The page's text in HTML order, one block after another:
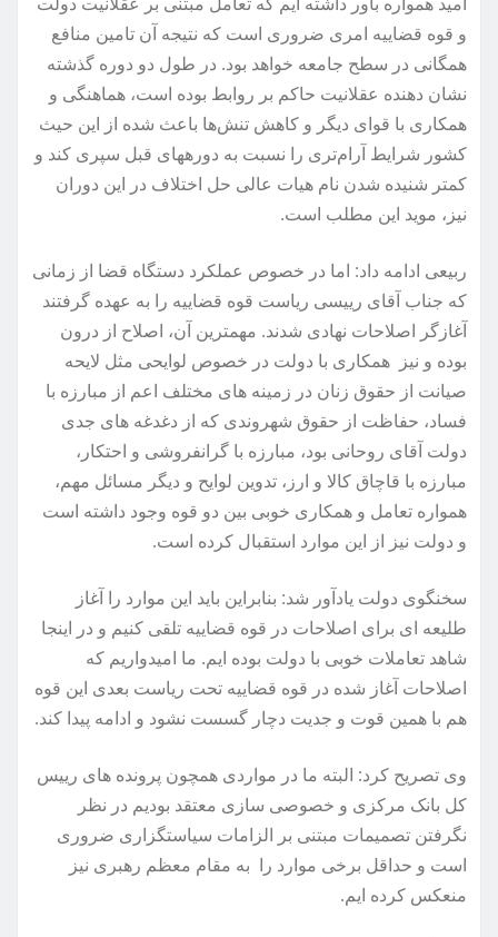
و قوه قضاییه امری ضروری است که نتیجه آن تامین منافع
همگانی در سطح جامعه خواهد بود. در طول دو دوره گذشته
نشان دهنده عقلانیت حاکم بر روابط بوده است، هماهنگی و
همکاری با قوای دیگر و کاهش تنش‌ها باعث شده از این حیث
کشور شرایط آرام‌تری را نسبت به دورههای قبل سپری کند و
کمتر شنیده شدن نام هیات عالی حل اختلاف در این دوران
نیز، موید این مطلب است.
ربیعی ادامه داد: اما در خصوص عملکرد دستگاه قضا از زمانی
که جناب آقای رییسی ریاست قوه قضاییه را به عهده گرفتند
آغازگر اصلاحات نهادی شدند. مهمترین آن، اصلاح از درون
بوده و نیز همکاری با دولت در خصوص لوایحی مثل لایحه
صیانت از حقوق زنان در زمینه های مختلف اعم از مبارزه با
فساد، حفاظت از حقوق شهروندی که از دغدغه های جدی
دولت آقای روحانی بود، مبارزه با گرانفروشی و احتکار،
مبارزه با قاچاق کالا و ارز، تدوین لوایح و دیگر مسائل مهم،
همواره تعامل و همکاری خوبی بین دو قوه وجود داشته است
و دولت نیز از این موارد استقبال کرده است.
سخنگوی دولت یادآور شد: بنابراین باید این موارد را آغاز
طلیعه ای برای اصلاحات در قوه قضاییه تلقی کنیم و در اینجا
شاهد تعاملات خوبی با دولت بوده ایم. ما امیدواریم که
اصلاحات آغاز شده در قوه قضاییه تحت ریاست بعدی این قوه
هم با همین قوت و جدیت دچار گسست نشود و ادامه پیدا کند.
وی تصریح کرد: البته ما در مواردی همچون پرونده های رییس
کل بانک مرکزی و خصوصی سازی معتقد بودیم در نظر
نگرفتن تصمیمات مبتنی بر الزامات سیاستگزاری ضروری
است و حداقل برخی موارد را به مقام معظم رهبری نیز
منعکس کرده ایم.